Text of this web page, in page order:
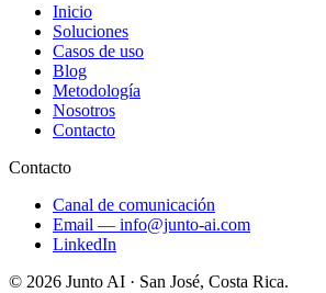
Inicio
Soluciones
Casos de uso
Blog
Metodología
Nosotros
Contacto
Contacto
Canal de comunicación
Email — info@junto-ai.com
LinkedIn
© 2026 Junto AI · San José, Costa Rica.